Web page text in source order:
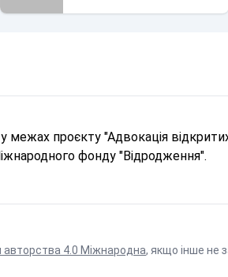
проєкту "Адвокація
фонду "Відродження".
авторства 4.0 Міжнародна, якщо інше не